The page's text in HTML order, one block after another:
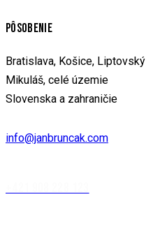
PÔSOBENIE
Bratislava, Košice, Liptovský
Mikuláš, celé územie
Slovenska a zahraničie
info@janbruncak.com